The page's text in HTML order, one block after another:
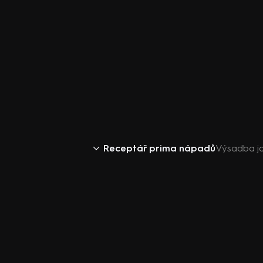
Receptář prima nápadůVýsadba